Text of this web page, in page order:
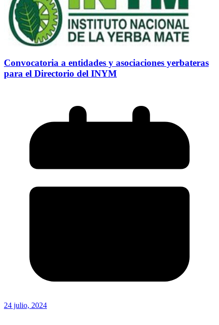
Convocatoria a entidades y asociaciones yerbateras
para el Directorio del INYM
24 julio, 2024